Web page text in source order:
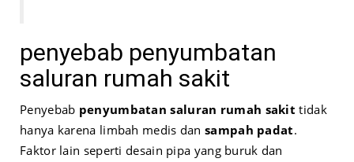
penyebab penyumbatan
saluran rumah sakit
Penyebab penyumbatan saluran rumah sakit tidak
hanya karena limbah medis dansampah padat.
Faktor lain seperti desain pipa yang buruk dan